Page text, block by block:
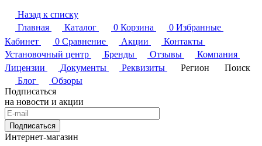
Назад к списку
Главная
Каталог 0 Корзина 0 Избранные
Кабинет
0 Сравнение Акции
Контакты
Установочный центр
Бренды Отзывы
Компания
Лицензии
Документы Реквизиты Регион
Поиск
Блог
Обзоры
Подписаться
на новости и акции
Подписаться
Интернет-магазин